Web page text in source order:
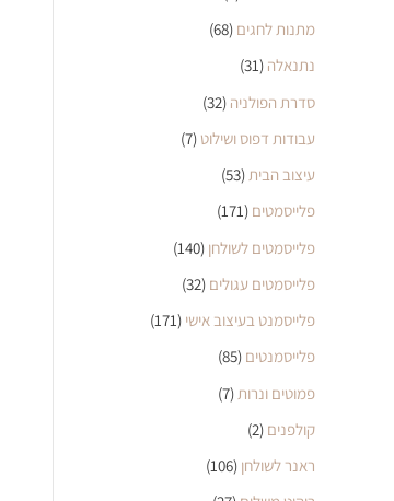
מתנות לחגים (68)
נתנאלה (31)
סדרת הפולניה (32)
עבודות דפוס ושילוט (7)
עיצוב הבית(53)
פלייסמטים (171)
פלייסמטים לשולחן (140)
פלייסמטים עגולים (32)
פלייסמנט בעיצוב אישי (171)
פלייסמנטים (85)
פמוטים ונרות (7)
קולפנים (2)
ראנר לשולחן (106)